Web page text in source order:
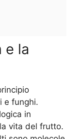
e la
e funghi.
in
vita del frutto.